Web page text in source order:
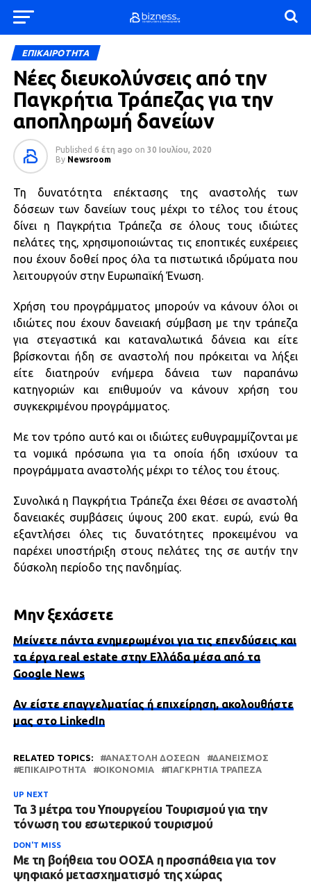
ΕΠΙΚΑΙΡΟΤΗΤΑ
Νέες διευκολύνσεις από την
Παγκρήτια Τράπεζας για την
αποπληρωμή δανείων
Published 6 έτη ago on 30 Ιουλίου, 2020
By Newsroom
Τη δυνατότητα επέκτασης της αναστολής των
δόσεων των δανείων τους μέχρι το τέλος του έτους
δίνει η Παγκρήτια Τράπεζα σε όλους τους ιδιώτες
πελάτες της, χρησιμοποιώντας τις εποπτικές ευχέρειες
που έχουν δοθεί προς όλα τα πιστωτικά ιδρύματα που
λειτουργούν στην Ευρωπαϊκή Ένωση.
Χρήση του προγράμματος μπορούν να κάνουν όλοι οι
ιδιώτες που έχουν δανειακή σύμβαση με την τράπεζα
για στεγαστικά και καταναλωτικά δάνεια και είτε
βρίσκονται ήδη σε αναστολή που πρόκειται να λήξει
είτε διατηρούν ενήμερα δάνεια των παραπάνω
κατηγοριών και επιθυμούν να κάνουν χρήση του
συγκεκριμένου προγράμματος.
Με τον τρόπο αυτό και οι ιδιώτες ευθυγραμμίζονται με
τα νομικά πρόσωπα για τα οποία ήδη ισχύουν τα
προγράμματα αναστολής μέχρι το τέλος του έτους.
Συνολικά η Παγκρήτια Τράπεζα έχει θέσει σε αναστολή
δανειακές συμβάσεις ύψους 200 εκατ. ευρώ, ενώ θα
εξαντλήσει όλες τις δυνατότητες προκειμένου να
παρέχει υποστήριξη στους πελάτες της σε αυτήν την
δύσκολη περίοδο της πανδημίας.
Μην ξεχάσετε
Μείνετε πάντα ενημερωμένοι για τις επενδύσεις και
τα έργα real estate στην Ελλάδα μέσα από τα
Google News
Αν είστε επαγγελματίας ή επιχείρηση, ακολουθήστε
μας στο LinkedIn
RELATED TOPICS: ΑΝΑΣΤΟΛΗ ΔΟΣΕΩΝ
ΔΑΝΕΙΣΜΟΣ
ΕΠΙΚΑΙΡΌΤΗΤΑ
ΟΙΚΟΝΟΜΊΑ ΠΑΓΚΡΗΤΙΑ ΤΡΑΠΕΖΑ
UP NEXT
Τα 3 μέτρα του Υπουργείου Τουρισμού για την
τόνωση του εσωτερικού τουρισμού
DON'T MISS
Με τη βοήθεια του ΟΟΣΑ η προσπάθεια για τον
ψηφιακό μετασχηματισμό της χώρας